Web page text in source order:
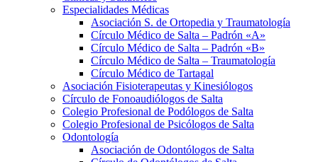
Especialidades Médicas
Asociación S. de Ortopedia y Traumatología
Círculo Médico de Salta – Padrón «A»
Círculo Médico de Salta – Padrón «B»
Círculo Médico de Salta – Traumatología
Círculo Médico de Tartagal
Asociación Fisioterapeutas y Kinesiólogos
Círculo de Fonoaudiólogos de Salta
Colegio Profesional de Podólogos de Salta
Colegio Profesional de Psicólogos de Salta
Odontología
Asociación de Odontólogos de Salta